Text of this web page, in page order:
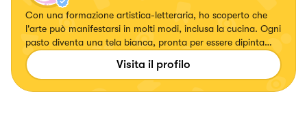
Con una formazione artistica-letteraria, ho scoperto che
l'arte può manifestarsi in molti modi, inclusa la cucina. Ogni
pasto diventa una tela bianca, pronta per essere dipinta
con ingredienti selezionati con cura. Come un'artista, creo e
preparo le mie ricette, plasmando sapori e colori in
un'armonia culinaria unica. Questa creatività in cucina va
Visita il profilo